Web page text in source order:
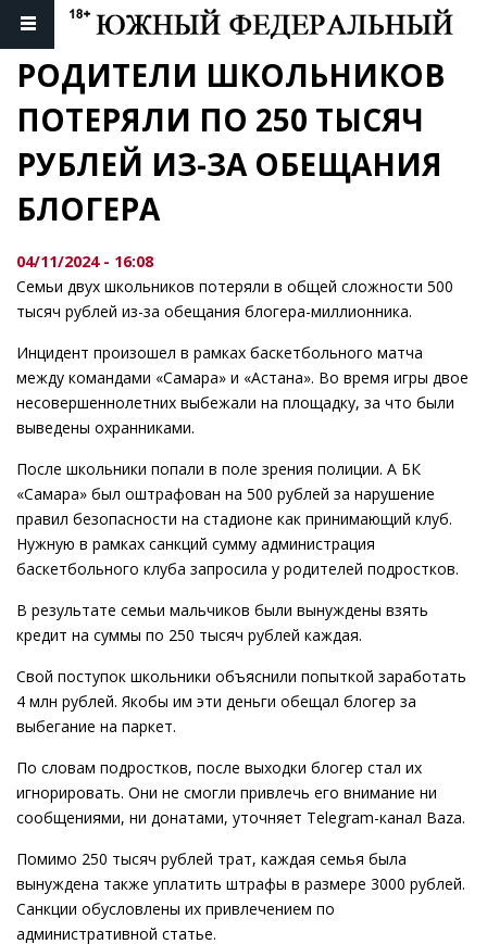
РОДИТЕЛИ ШКОЛЬНИКОВ
ПОТЕРЯЛИ ПО 250 ТЫСЯЧ
РУБЛЕЙ ИЗ-ЗА ОБЕЩАНИЯ
БЛОГЕРА
04/11/2024 - 16:08
Семьи двух школьников потеряли в общей сложности 500
тысяч рублей из-за обещания блогера-миллионника.
Инцидент произошел в рамках баскетбольного матча
между командами «Самара» и «Астана». Во время игры двое
несовершеннолетних выбежали на площадку, за что были
выведены охранниками.
После школьники попали в поле зрения полиции. А БК
«Самара» был оштрафован на 500 рублей за нарушение
правил безопасности на стадионе как принимающий клуб.
Нужную в рамках санкций сумму администрация
баскетбольного клуба запросила у родителей подростков.
В результате семьи мальчиков были вынуждены взять
кредит на суммы по 250 тысяч рублей каждая.
Свой поступок школьники объяснили попыткой заработать
4 млн рублей. Якобы им эти деньги обещал блогер за
выбегание на паркет.
По словам подростков, после выходки блогер стал их
игнорировать. Они не смогли привлечь его внимание ни
сообщениями, ни донатами, уточняет Telegram-канал Baza.
Помимо 250 тысяч рублей трат, каждая семья была
вынуждена также уплатить штрафы в размере 3000 рублей.
Санкции обусловлены их привлечением по
административной статье.